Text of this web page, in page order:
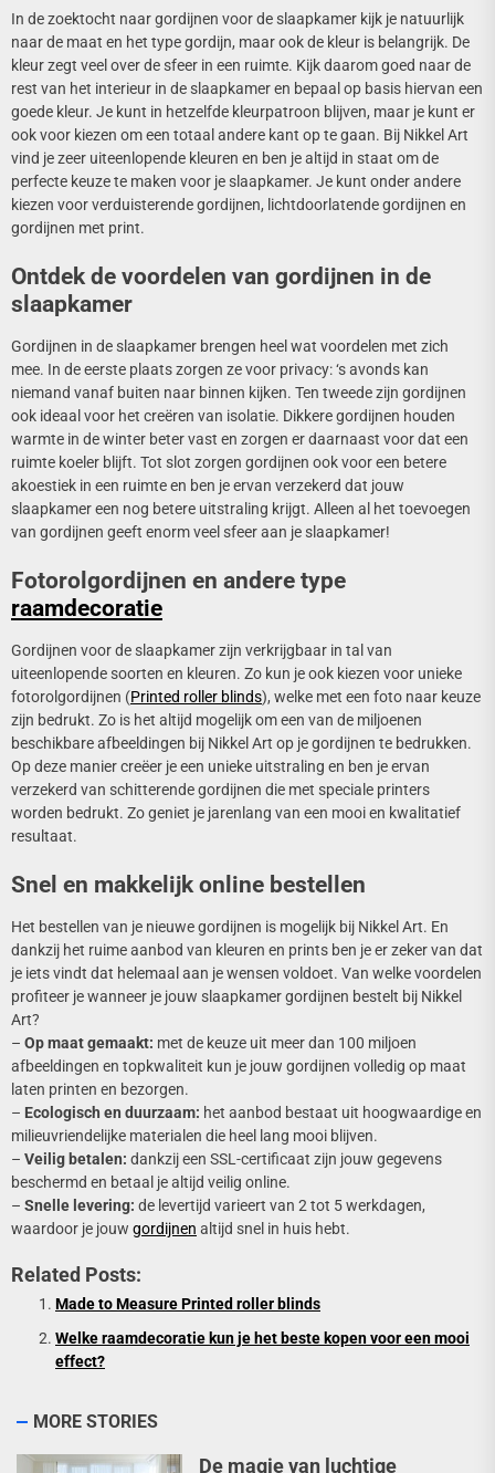
In de zoektocht naar gordijnen voor de slaapkamer kijk je natuurlijk
naar de maat en het type gordijn, maar ook de kleur is belangrijk. De
kleur zegt veel over de sfeer in een ruimte. Kijk daarom goed naar de
rest van het interieur in de slaapkamer en bepaal op basis hiervan een
goede kleur. Je kunt in hetzelfde kleurpatroon blijven, maar je kunt er
ook voor kiezen om een totaal andere kant op te gaan. Bij Nikkel Art
vind je zeer uiteenlopende kleuren en ben je altijd in staat om de
perfecte keuze te maken voor je slaapkamer. Je kunt onder andere
kiezen voor verduisterende gordijnen, lichtdoorlatende gordijnen en
gordijnen met print.
Ontdek de voordelen van gordijnen in de
slaapkamer
Gordijnen in de slaapkamer brengen heel wat voordelen met zich
mee. In de eerste plaats zorgen ze voor privacy: ‘s avonds kan
niemand vanaf buiten naar binnen kijken. Ten tweede zijn gordijnen
ook ideaal voor het creëren van isolatie. Dikkere gordijnen houden
warmte in de winter beter vast en zorgen er daarnaast voor dat een
ruimte koeler blijft. Tot slot zorgen gordijnen ook voor een betere
akoestiek in een ruimte en ben je ervan verzekerd dat jouw
slaapkamer een nog betere uitstraling krijgt. Alleen al het toevoegen
van gordijnen geeft enorm veel sfeer aan je slaapkamer!
Fotorolgordijnen en andere type
raamdecoratie
Gordijnen voor de slaapkamer zijn verkrijgbaar in tal van
uiteenlopende soorten en kleuren. Zo kun je ook kiezen voor unieke
fotorolgordijnen (Printed roller blinds), welke met een foto naar keuze
zijn bedrukt. Zo is het altijd mogelijk om een van de miljoenen
beschikbare afbeeldingen bij Nikkel Art op je gordijnen te bedrukken.
Op deze manier creëer je een unieke uitstraling en ben je ervan
verzekerd van schitterende gordijnen die met speciale printers
worden bedrukt. Zo geniet je jarenlang van een mooi en kwalitatief
resultaat.
Snel en makkelijk online bestellen
Het bestellen van je nieuwe gordijnen is mogelijk bij Nikkel Art. En
dankzij het ruime aanbod van kleuren en prints ben je er zeker van dat
je iets vindt dat helemaal aan je wensen voldoet. Van welke voordelen
profiteer je wanneer je jouw slaapkamer gordijnen bestelt bij Nikkel
Art?
– Op maat gemaakt: met de keuze uit meer dan 100 miljoen
afbeeldingen en topkwaliteit kun je jouw gordijnen volledig op maat
laten printen en bezorgen.
– Ecologisch en duurzaam: het aanbod bestaat uit hoogwaardige en
milieuvriendelijke materialen die heel lang mooi blijven.
– Veilig betalen: dankzij een SSL-certificaat zijn jouw gegevens
beschermd en betaal je altijd veilig online.
– Snelle levering: de levertijd varieert van 2 tot 5 werkdagen,
waardoor je jouw gordijnen altijd snel in huis hebt.
Related Posts:
Made to Measure Printed roller blinds
Welke raamdecoratie kun je het beste kopen voor een mooi
effect?
MORE STORIES
De magie van luchtige